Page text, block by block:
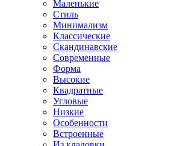
Маленькие
Стиль
Минимализм
Классические
Скандинавские
Современные
Форма
Высокие
Квадратные
Угловые
Низкие
Особенности
Встроенные